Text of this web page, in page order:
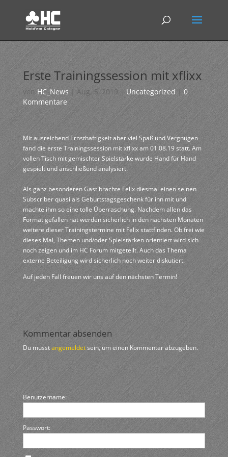
Erste Trainingssession mit xflixx
von HC_News | Aug. 5, 2019| Uncategorized |0
Kommentare
Mit ausreichend Ernsthaftigkeit aber viel Spaß und Vergnügen
fand die erste Trainingssession mit xflixx am 01.08.19 statt. Am
vollen Tisch mit gemischter Spielstärke wurde Hand für Hand
gespielt und anschließend analysiert.
Als ganz besonderen Gast brachte Felix diesmal einen seinen
Subscriber quasi als Geburtstagsgeschenk für ihn mit und
machte ihm so eine tolle Überraschung. Nachdem allen das
Format gefallen hat werden sicherlich in den nächsten Monaten
weitere dieser Trainingstermine mit Felix stattfinden. Ob frei wie
dieses Mal, Themen und/oder Spielstärken orientiert wird sich
noch zeigen und im HC Forum mitgeteilt. Auch das Thema
externe Beteiligung wird sicherlich noch weiter diskutiert.
Auf jeden Fall freuen wir uns auf den nächsten Termin!
Kommentar absenden
Du musstangemeldetsein, um einen Kommentar abzugeben.
Benutzername:
Passwort: